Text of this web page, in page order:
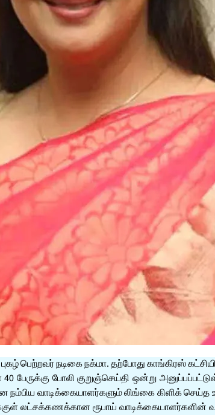
பெற்றவர் நடிகை நக்மா. தற்போது காங்கிரஸ்
போலி குறுஞ்செய்தி ஒன்று
வாடிக்கையாளர்களும் லிங்கை கிளிக்
லட்சக்கணக்கான ரூபாய்